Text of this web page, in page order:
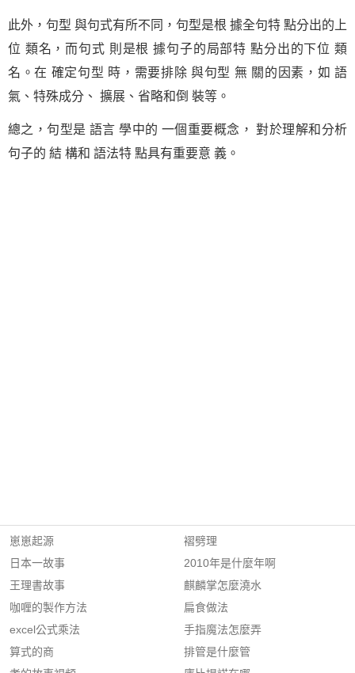
此外，句型 與句式有所不同，句型是根 據全句特 點分出的上
位 類名，而句式 則是根 據句子的局部特 點分出的下位 類
名。在 確定句型 時，需要排除 與句型 無 關的因素，如 語
氣、特殊成分、 擴展、省略和倒 裝等。
總之，句型是 語言 學中的 一個重要概念， 對於理解和分析
句子的 結 構和 語法特 點具有重要意 義。
崽崽起源
日本一故事
王理書故事
咖喱的製作方法
excel公式乘法
算式的商
褶劈理
2010年是什麼年啊
麒麟掌怎麼澆水
扁食做法
手指魔法怎麼弄
排管是什麼管